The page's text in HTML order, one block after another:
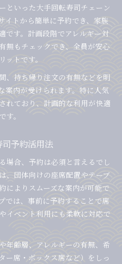
といった大手回転寿司チェーン
イトから簡単に予約でき、家族
です。計画段階でアレルギー対
無もチェックでき、全員が安心
ットです。
、持ち帰り注文の有無などを明
案内が受けられます。特に人気
れており、計画的な利用が快適
。
予約活用法
場合、予約は必須と言えるでし
、団体向けの座席配置やテーブ
によりスムーズな案内が可能で
では、事前に予約することで席
イベント利用にも柔軟に対応で
年齢層、アレルギーの有無、希
ー席・ボックス席など）をしっ